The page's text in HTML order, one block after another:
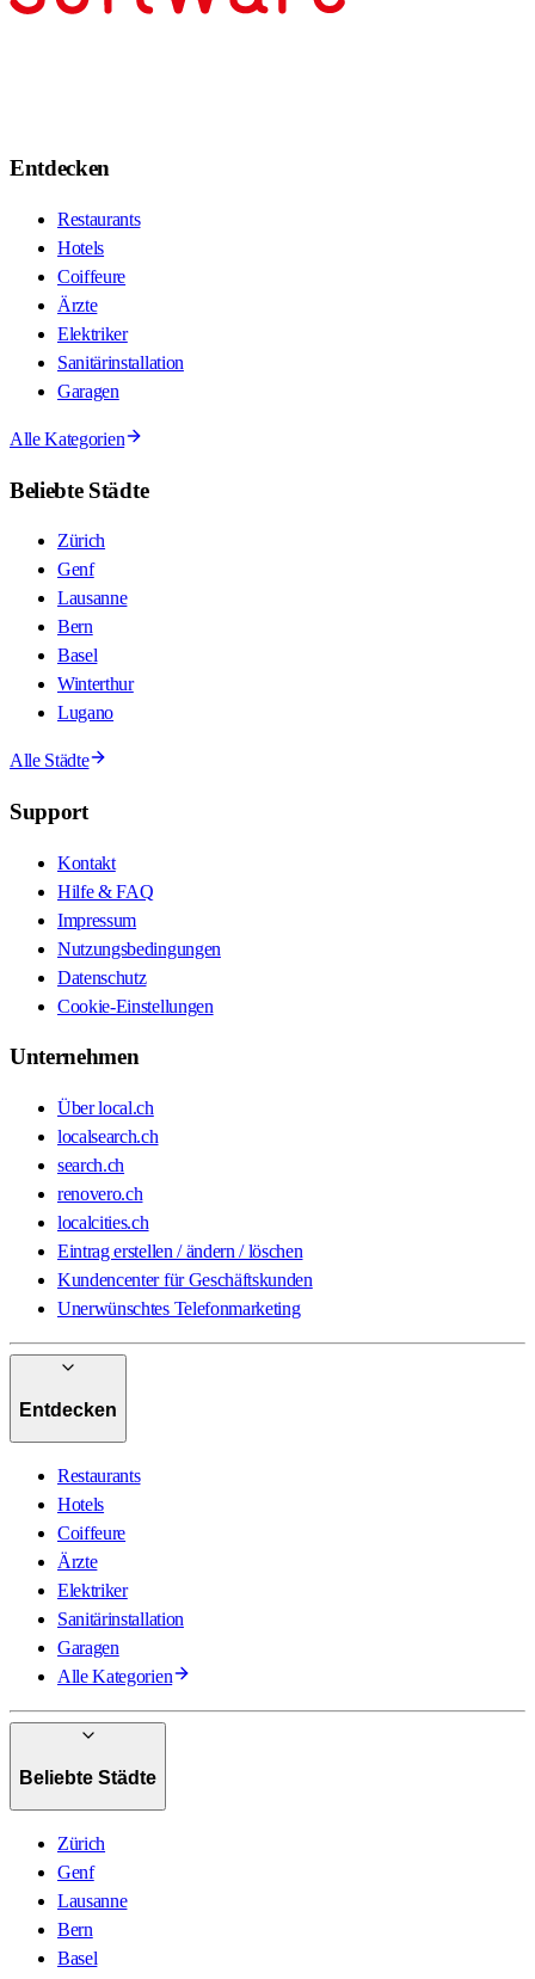
Entdecken
Restaurants
Hotels
Coiffeure
Ärzte
Elektriker
Sanitärinstallation
Garagen
Alle Kategorien
Beliebte Städte
Zürich
Genf
Lausanne
Bern
Basel
Winterthur
Lugano
Alle Städte
Support
Kontakt
Hilfe & FAQ
Impressum
Nutzungsbedingungen
Datenschutz
Cookie-Einstellungen
Unternehmen
Über local.ch
localsearch.ch
search.ch
renovero.ch
localcities.ch
Eintrag erstellen / ändern / löschen
Kundencenter für Geschäftskunden
Unerwünschtes Telefonmarketing
Entdecken
Restaurants
Hotels
Coiffeure
Ärzte
Elektriker
Sanitärinstallation
Garagen
Alle Kategorien
Beliebte Städte
Zürich
Genf
Lausanne
Bern
Basel